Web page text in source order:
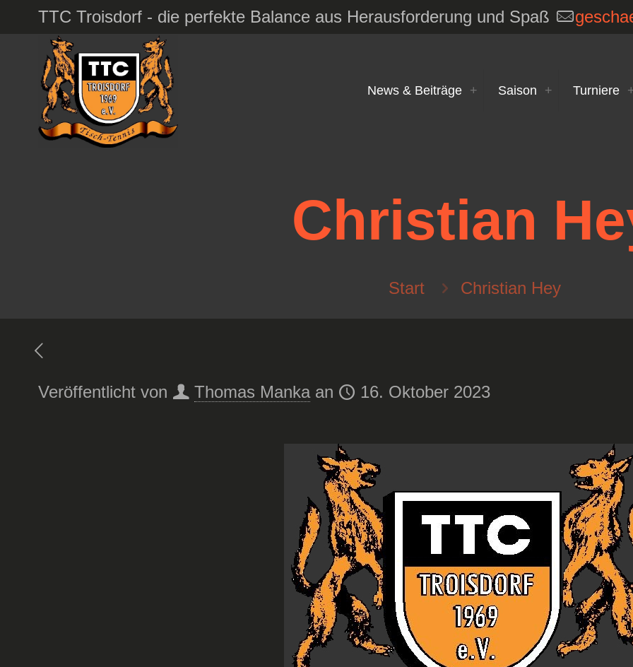
TTC Troisdorf - die perfekte Balance aus Herausforderung und Spaß
News & Beiträge Saison Turniere
Christian
Start Christian Hey
Veröffentlicht von Thomas Manka an 16. Oktober 2023